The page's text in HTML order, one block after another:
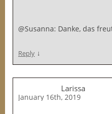
@Susanna: Danke, das
Reply ↓
Larissa
January 16th, 2019